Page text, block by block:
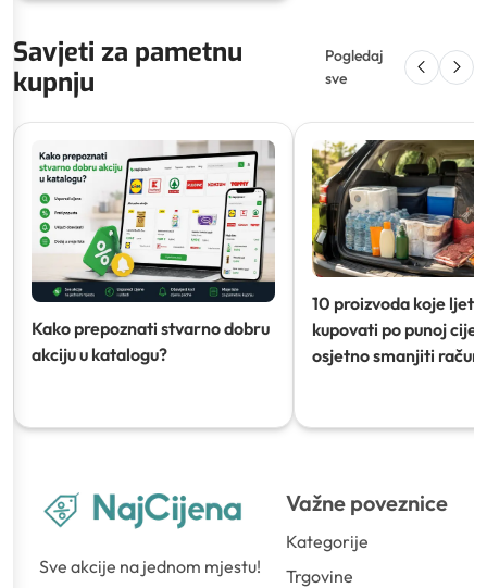
Savjeti za pametnu
kupnju
Pogledaj
sve
Kako prepoznati stvarno dobru
akciju u katalogu?
10 proizvoda koje ljeti
kupovati po punoj
osjetno smanjiti račun)
Sve akcije na jednom mjestu!
Važne poveznice
Kategorije
Trgovine